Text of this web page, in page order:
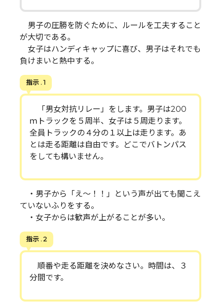
男子の圧勝を防ぐために、ルールを工夫すること
が大切である。
女子はハンディキャップに喜び、男子はそれでも
負けまいと熱中する。
指示 . 1
「男女対抗リレー」をします。男子は200
ｍトラックを５周半、女子は５周走ります。
全員トラックの４分の１以上は走ります。あ
とは走る距離は自由です。どこでバトンパス
をしても構いません。
・男子から「え～！！」という声が出ても聞こえ
ていないふりをする。
・女子からは歓声が上がることが多い。
指示 . 2
順番や走る距離を決めなさい。時間は、３
分間です。